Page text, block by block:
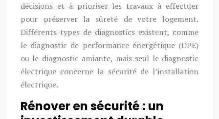
décisions et à prioriser les travaux à effectuer
pour préserver la sûreté de votre logement.
Différents types de diagnostics existent, comme
le diagnostic de performance énergétique (DPE)
ou le diagnostic amiante, mais seul le diagnostic
électrique concerne la sécurité de l’installation
électrique.
Rénover en sécurité : un